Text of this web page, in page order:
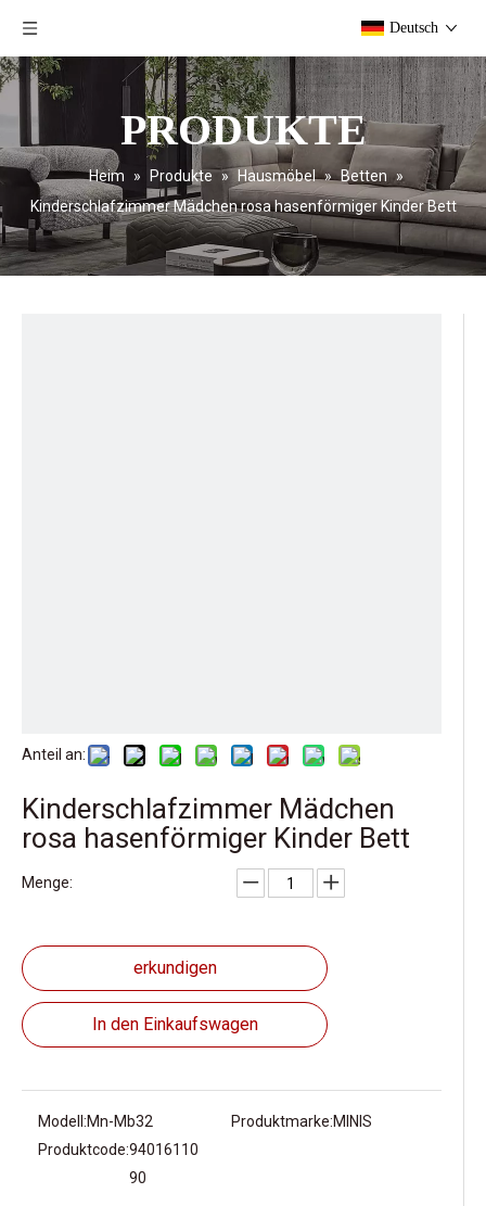
Deutsch
PRODUKTE
Heim » Produkte » Hausmöbel » Betten »
Kinderschlafzimmer Mädchen rosa hasenförmiger Kinder Bett
Anteil an:
Kinderschlafzimmer Mädchen
rosa hasenförmiger Kinder Bett
Menge:
erkundigen
In den Einkaufswagen
Modell:Mn-Mb32 Produktmarke:MINIS
Produktcode:94016110
90